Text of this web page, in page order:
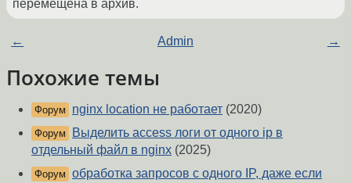
перемещена в архив.
← Admin →
Похожие темы
Форум nginx location не работает (2020)
Форум
Выделить access логи от одного ip в
отдельный файл в nginx (2025)
Форум обработка запросов с одного IP, даже если